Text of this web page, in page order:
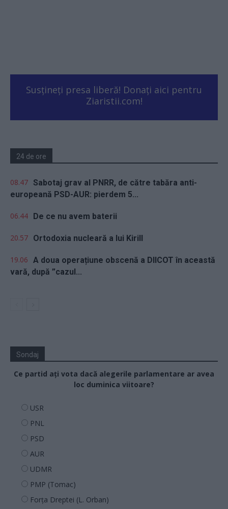
Susțineți presa liberă! Donați aici pentru
Ziaristii.com!
24 de ore
08.47 Sabotaj grav al PNRR, de către tabăra anti-
europeană PSD-AUR: pierdem 5...
06.44 De ce nu avem baterii
20.57 Ortodoxia nucleară a lui Kirill
19.06 A doua operațiune obscenă a DIICOT în această
vară, după ”cazul...
Sondaj
Ce partid ați vota dacă alegerile parlamentare ar avea
loc duminica viitoare?
USR
PNL
PSD
AUR
UDMR
PMP (Tomac)
Forța Dreptei (L. Orban)